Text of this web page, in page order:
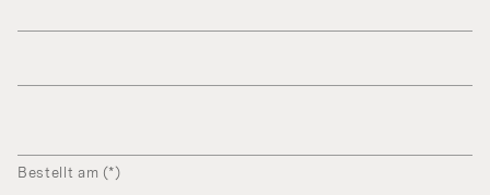
Bestellt am (*)